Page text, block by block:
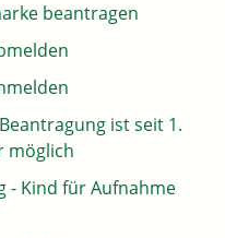
beantragen
ist seit 1.
möglich
- Kind für Aufnahme